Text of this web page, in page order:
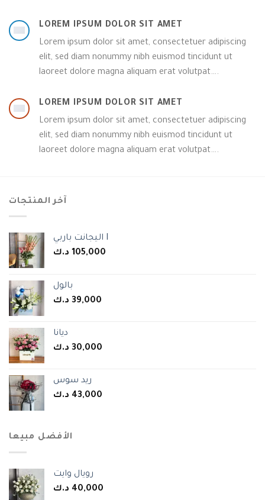
LOREM IPSUM DOLOR SIT AMET
Lorem ipsum dolor sit amet, consectetuer adipiscing
elit, sed diam nonummy nibh euismod tincidunt ut
laoreet dolore magna aliquam erat volutpat….
LOREM IPSUM DOLOR SIT AMET
Lorem ipsum dolor sit amet, consectetuer adipiscing
elit, sed diam nonummy nibh euismod tincidunt ut
laoreet dolore magna aliquam erat volutpat….
آخر المنتجات
اليجانت باربي I
105,000 د.ك
بالول
39,000 د.ك
ديانا
30,000 د.ك
ريد سوس
43,000 د.ك
الأفضل مبيعا
رويال وايت
40,000 د.ك